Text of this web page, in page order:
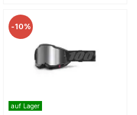
-10%
auf Lager